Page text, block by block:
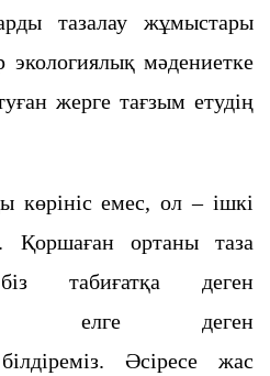
тазалау жұмыстары
экологиялық мәдениетке
жерге тағзым етудің
көрініс емес, ол – ішкі
Қоршаған ортаны таза
табиғатқа деген
елге деген
білдіреміз. Әсіресе жас